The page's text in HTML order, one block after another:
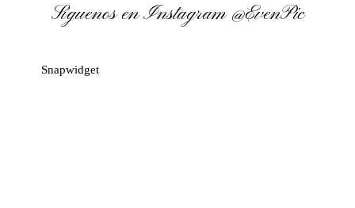
Síguenos en Instagram@EvenPic
Snapwidget